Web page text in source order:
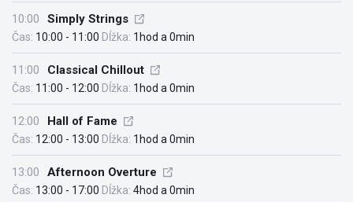
10:00 Simply Strings
Čas: 10:00 - 11:00 Dĺžka: 1hod a 0min
11:00 Classical Chillout
Čas: 11:00 - 12:00 Dĺžka: 1hod a 0min
12:00 Hall of Fame
Čas: 12:00 - 13:00 Dĺžka: 1hod a 0min
13:00 Afternoon Overture
Čas: 13:00 - 17:00 Dĺžka: 4hod a 0min